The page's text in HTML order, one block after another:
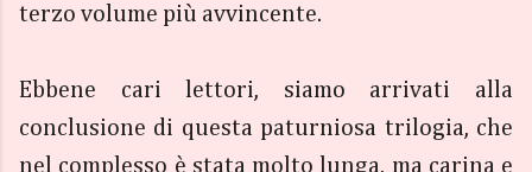
terzo volume più avvincente.
Ebbene cari lettori, siamo arrivati alla
conclusione di questa paturniosa trilogia, che
nel complesso è stata molto lunga, ma carina e